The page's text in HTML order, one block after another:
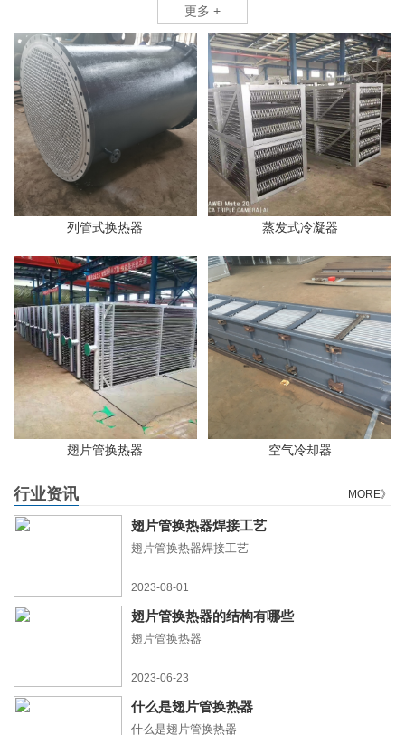
更多 +
列管式换热器 蒸发式冷凝器
翅片管换热器 空气冷却器
行业资讯 MORE》
翅片管换热器焊接工艺
翅片管换热器焊接工艺
2023-08-01
翅片管换热器的结构有哪些
翅片管换热器
2023-06-23
什么是翅片管换热器
什么是翅片管换热器